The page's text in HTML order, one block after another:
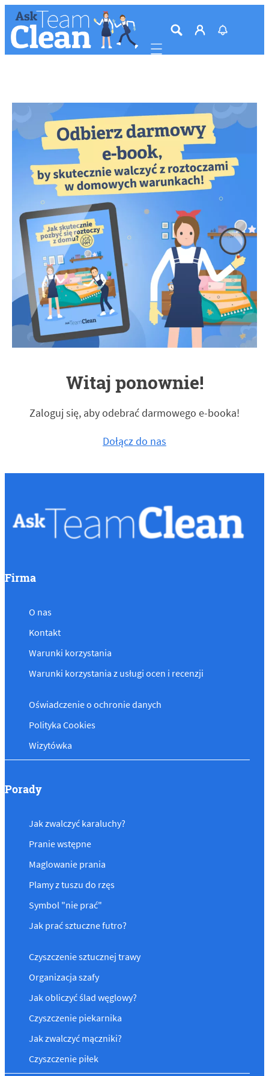
Mobile navigation
Witaj ponownie!
Zaloguj się, aby odebrać darmowego e-booka!
Dołącz do nas
Firma
O nas
Kontakt
Warunki korzystania
Warunki korzystania z usługi ocen i recenzji
Oświadczenie o ochronie danych
Polityka Cookies
Wizytówka
Porady
Jak zwalczyć karaluchy?
Pranie wstępne
Maglowanie prania
Plamy z tuszu do rzęs
Symbol "nie prać"
Jak prać sztuczne futro?
Czyszczenie sztucznej trawy
Organizacja szafy
Jak obliczyć ślad węglowy?
Czyszczenie piekarnika
Jak zwalczyć mączniki?
Czyszczenie piłek